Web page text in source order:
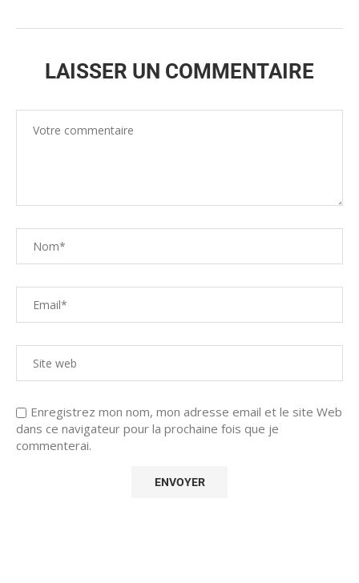
LAISSER UN COMMENTAIRE
Enregistrez mon nom, mon adresse email et le site Web
dans ce navigateur pour la prochaine fois que je
commenterai.